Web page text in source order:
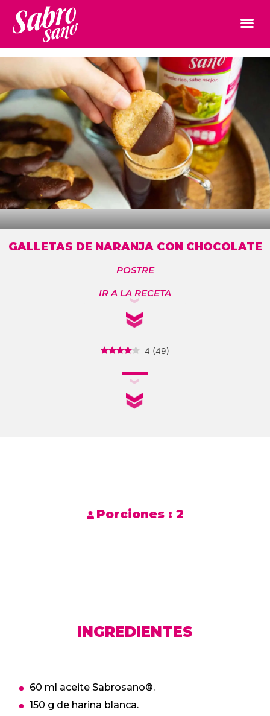
GALLETAS DE NARANJA CON CHOCOLATE
POSTRE
IR A LA RECETA
4 (49)
Porciones : 2
INGREDIENTES
60 ml aceite Sabrosano®.
150 g de harina blanca.